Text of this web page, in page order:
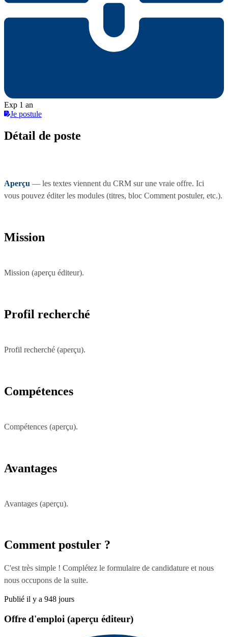
Exp 1 an
Je postule
Détail de poste
Aperçu — les textes viennent du CRM sur une vraie offre. Ici
vous pouvez éditer les modules (titres, bloc Comment postuler, etc.).
Mission
Mission (aperçu éditeur).
Profil recherché
Profil recherché (aperçu).
Compétences
Compétences (aperçu).
Avantages
Avantages (aperçu).
Comment postuler ?
C'est très simple ! Complétez le formulaire de candidature et nous
nous occupons de la suite.
Publié il y a 948 jours
Offre d'emploi (aperçu éditeur)